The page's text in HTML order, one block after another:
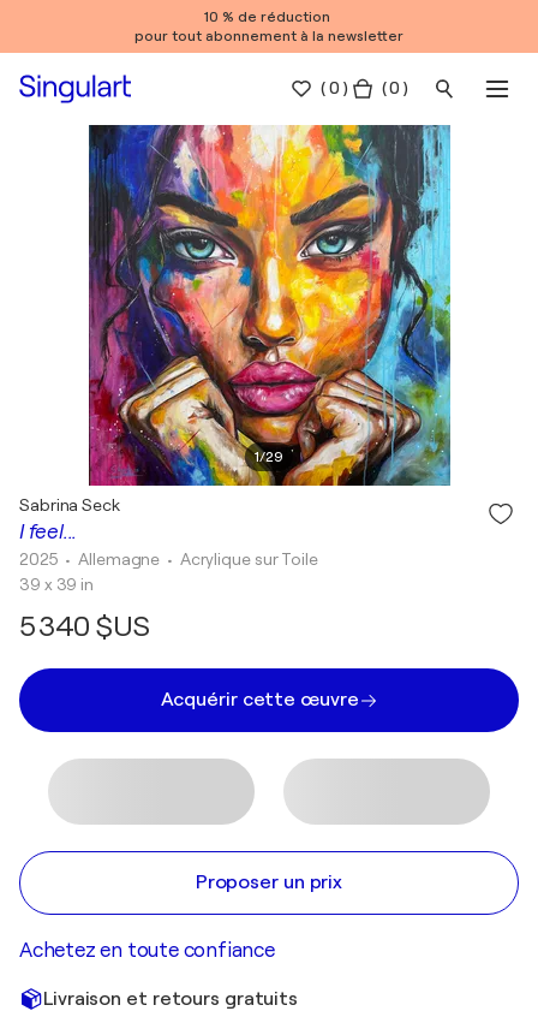
10 % de réduction
pour tout abonnement à la newsletter
(0 ) ( 0 )
1/29
I feel...
Sabrina Seck
2025 • Allemagne • Acrylique sur Toile
39 x 39 in
5 340 $US
Acquérir cette œuvre
Proposer un prix
Achetez en toute confiance
Livraison et retours gratuits